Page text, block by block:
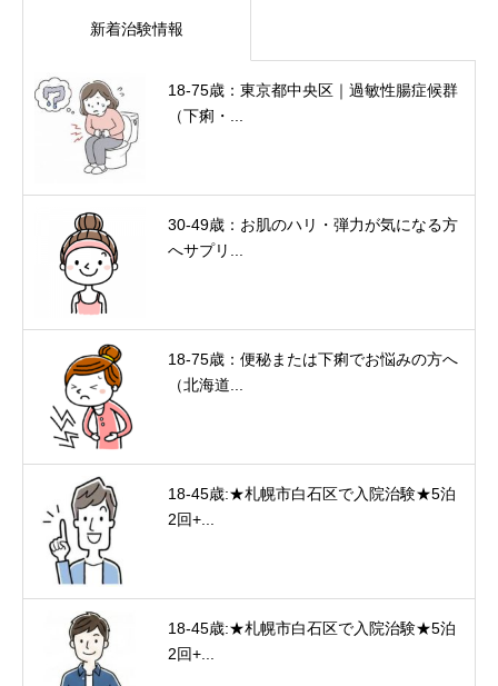
新着治験情報
18-75歳：東京都中央区｜過敏性腸症候群
（下痢・...
30-49歳：お肌のハリ・弾力が気になる方
へサプリ...
18-75歳：便秘または下痢でお悩みの方へ
（北海道...
18-45歳:★札幌市白石区で入院治験★5泊
2回+...
18-45歳:★札幌市白石区で入院治験★5泊
2回+...